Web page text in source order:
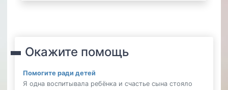
Окажите помощь
Помогите ради детей
Я одна воспитывала ребёнка и счастье сына стояло